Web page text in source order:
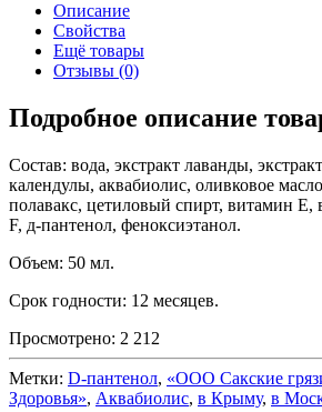
Описание
Свойства
Ещё товары
Отзывы (0)
Подробное описание
Состав: вода, экстракт лаванды,
календулы, аквабиолис, оливковое
полавакс, цетиловый спирт, витамин
F, д-пантенол, феноксиэтанол.
Объем: 50 мл.
Срок годности: 12 месяцев.
Просмотрено: 2 212
Метки: D-пантенол, «ООО Сакские
Здоровья», Аквабиолис, в Крыму, в